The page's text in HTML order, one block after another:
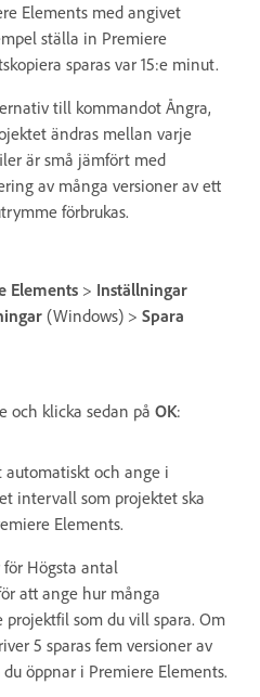
Elements med angivet
ställa in Premiere
sparas var 15:e minut.
till kommandot Ångra,
ändras mellan varje
är små jämfört med
av många versioner av ett
förbrukas.
Elements > Inställningar
(Windows) > Spara
och klicka sedan på OK:
automatiskt och ange i
intervall som projektet ska
Elements.
Högsta antal
att ange hur många
projektfil som du vill spara. Om
5 sparas fem versioner av
öppnar i Premiere Elements.